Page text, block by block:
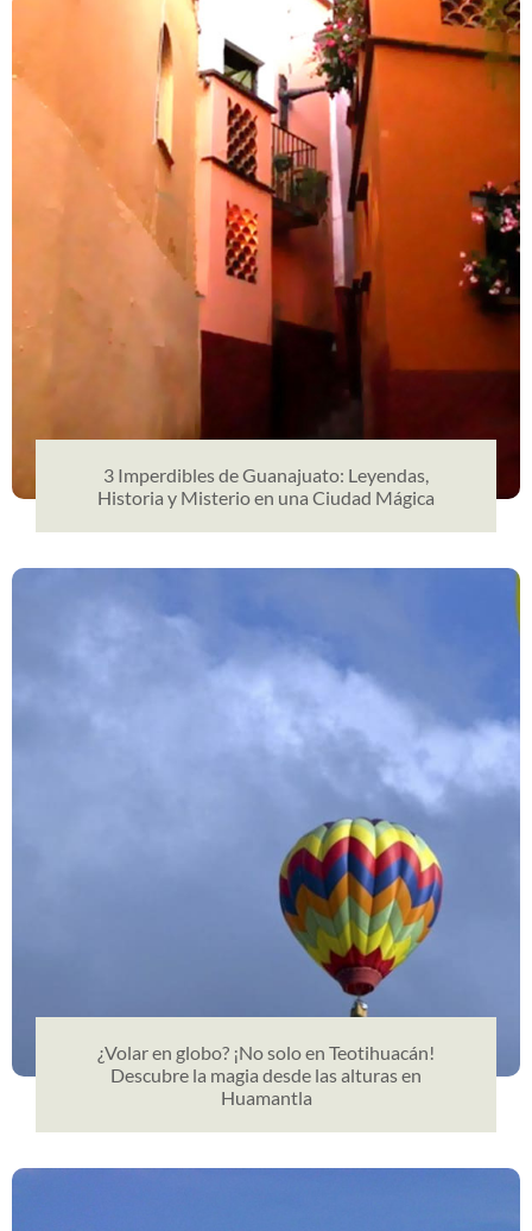
3 Imperdibles de Guanajuato: Leyendas,
Historia y Misterio en una Ciudad Mágica
¿Volar en globo? ¡No solo en Teotihuacán!
Descubre la magia desde las alturas en
Huamantla